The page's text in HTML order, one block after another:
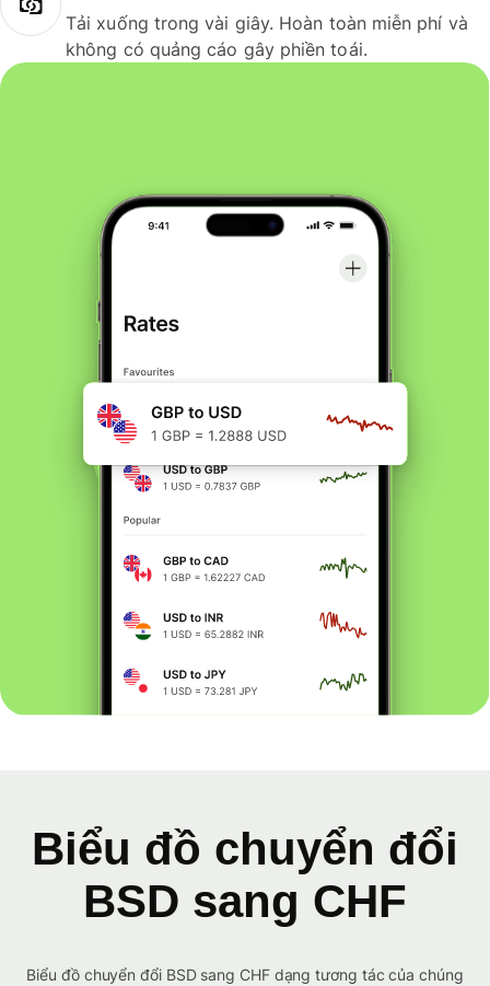
Tải xuống trong vài giây. Hoàn toàn miễn phí và
không có quảng cáo gây phiền toái.
Biểu đồ chuyển đổi
BSD sang CHF
Biểu đồ chuyển đổi BSD sang CHF dạng tương tác của chúng